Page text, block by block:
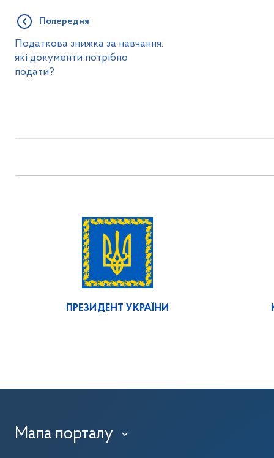
Попередня
Податкова знижка за навчання:
які документи потрібно
подати?
ПРЕЗИДЕНТ УКРАЇНИ
Мапа порталу ›